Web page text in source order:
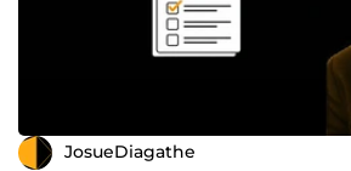
JosueDiagathe